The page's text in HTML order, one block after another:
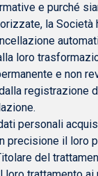
e purché
la Società
loro
e non
registrazione
personali
precisione il loro
del